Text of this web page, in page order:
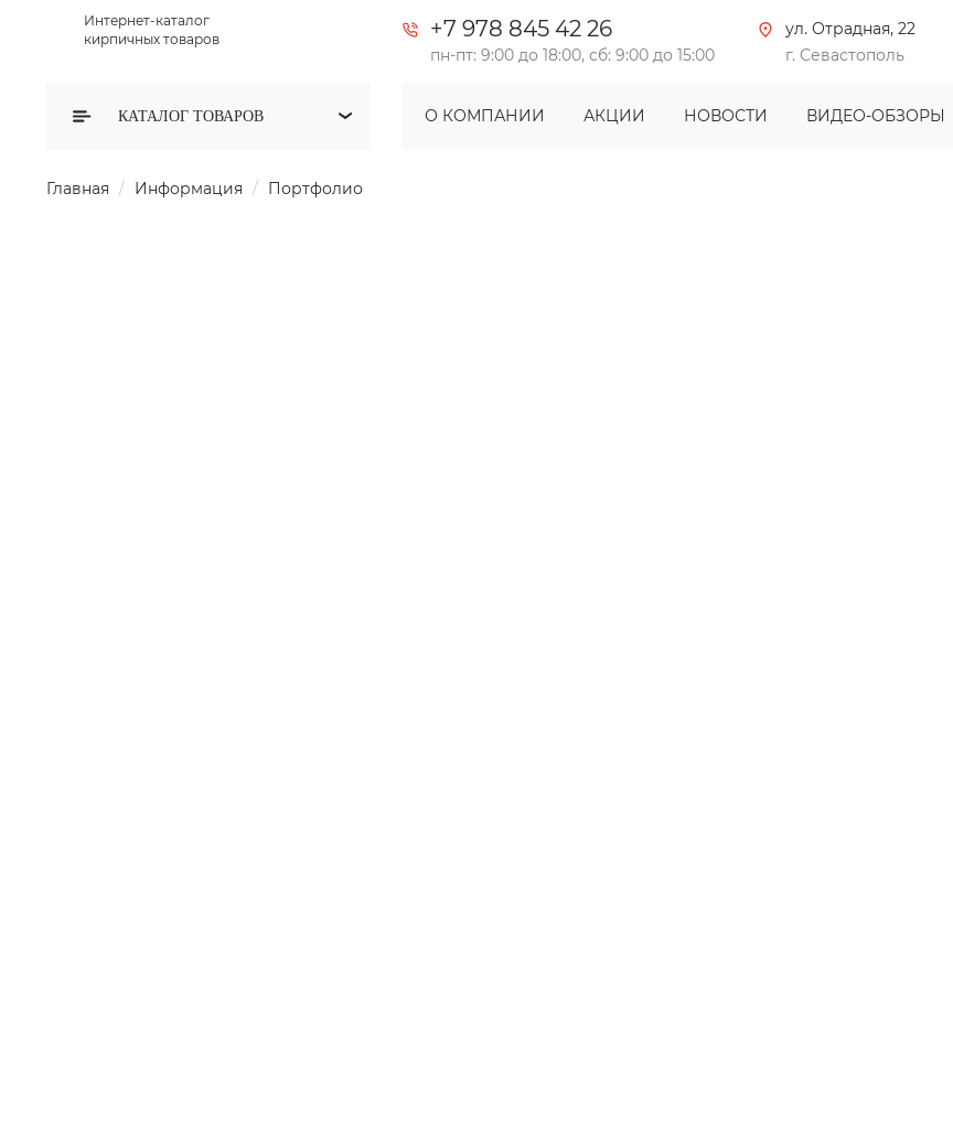
Интернет-каталог
кирпичных товаров
+7 978 845 42 26
пн-пт: 9:00 до 18:00, сб: 9:00 до 15:00
ул. Отрадная, 22
г. Севастополь
КАТАЛОГ ТОВАРОВ О КОМПАНИИ АКЦИИ НОВОСТИ ВИДЕО-ОБЗОРЫ
Главная Информация Портфолио